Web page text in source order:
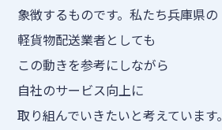
象徴するものです。私たち兵庫県の
軽貨物配送業者としても
この動きを参考にしながら
自社のサービス向上に
取り組んでいきたいと考えています。